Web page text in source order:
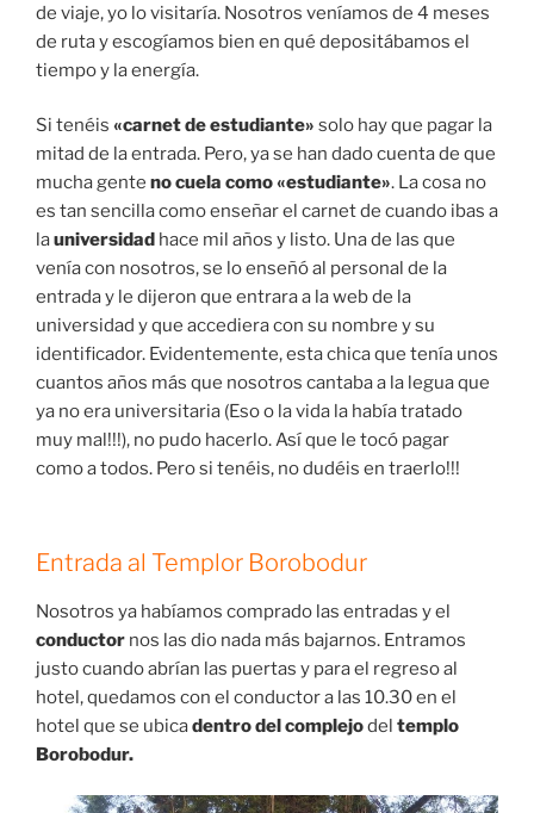
de viaje, yo lo visitaría. Nosotros veníamos de 4 meses
de ruta y escogíamos bien en qué depositábamos el
tiempo y la energía.
Si tenéis «carnet de estudiante» solo hay que pagar la
mitad de la entrada. Pero, ya se han dado cuenta de que
mucha gente no cuela como «estudiante». La cosa no
es tan sencilla como enseñar el carnet de cuando ibas a
launiversidad hace mil años y listo. Una de las que
venía con nosotros, se lo enseñó al personal de la
entrada y le dijeron que entrara a la web de la
universidad y que accediera con su nombre y su
identificador. Evidentemente, esta chica que tenía unos
cuantos años más que nosotros cantaba a la legua que
ya no era universitaria (Eso o la vida la había tratado
muy mal!!!), no pudo hacerlo. Así que le tocó pagar
como a todos. Pero si tenéis, no dudéis en traerlo!!!
Entrada al Templor Borobodur
Nosotros ya habíamos comprado las entradas y el
conductor nos las dio nada más bajarnos. Entramos
justo cuando abrían las puertas y para el regreso al
hotel, quedamos con el conductor a las 10.30 en el
hotel que se ubicadentro del complejodel templo
Borobodur.